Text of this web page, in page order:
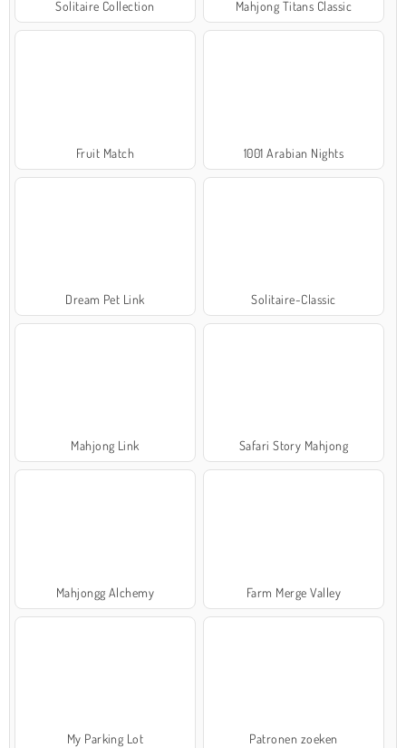
Solitaire Collection Mahjong Titans Classic
Fruit Match 1001 Arabian Nights
Dream Pet Link Solitaire-Classic
Mahjong Link Safari Story Mahjong
Mahjongg Alchemy Farm Merge Valley
My Parking Lot Patronen zoeken